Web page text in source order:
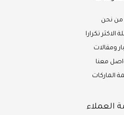
من نحن
الاكثر تكرارا
ومقالات
معنا
الماركات
العملاء